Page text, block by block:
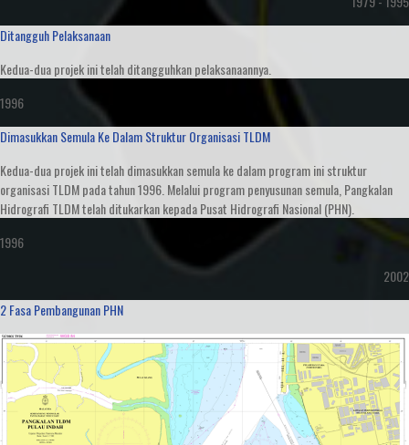
Ditangguh Pelaksanaan
Kedua-dua projek ini telah ditangguhkan pelaksanaannya.
1996
Dimasukkan Semula Ke Dalam Struktur Organisasi TLDM
Kedua-dua projek ini telah dimasukkan semula ke dalam program ini struktur
organisasi TLDM pada tahun 1996. Melalui program penyusunan semula, Pangkalan
Hidrografi TLDM telah ditukarkan kepada Pusat Hidrografi Nasional (PHN).
1996
2002
2 Fasa Pembangunan PHN